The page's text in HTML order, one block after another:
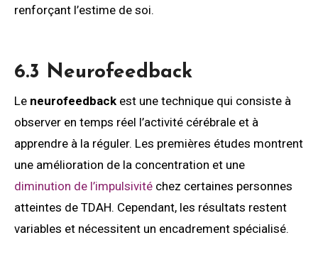
renforçant l’estime de soi.
6.3 Neurofeedback
Le neurofeedbackest une technique qui consiste à
observer en temps réel l’activité cérébrale et à
apprendre à la réguler. Les premières études montrent
une amélioration de la concentration et une
diminution de l’impulsivitéchez certaines personnes
atteintes de TDAH. Cependant, les résultats restent
variables et nécessitent un encadrement spécialisé.